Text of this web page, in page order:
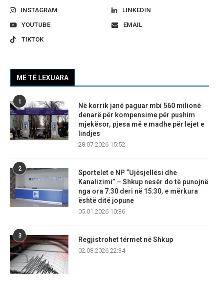
INSTAGRAM
LINKEDIN
YOUTUBE
EMAIL
TIKTOK
MË TË LEXUARA
1
Në korrik janë paguar mbi 560 milionë
denarë për kompensime për pushim
mjekësor, pjesa më e madhe për lejet e
lindjes
28.07.2026 15:52
2
Sportelet e NP “Ujësjellësi dhe
Kanalizimi” – Shkup nesër do të punojnë
nga ora 7:30 deri në 15:30, e mërkura
është ditë jopune
05.01.2026 10:36
3
Regjistrohet tërmet në Shkup
02.08.2026 22:34